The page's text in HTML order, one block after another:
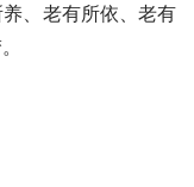
区，乌镇雅园颠
，这里不仅有完善
复制的存在。乌镇
、老有所依、老有